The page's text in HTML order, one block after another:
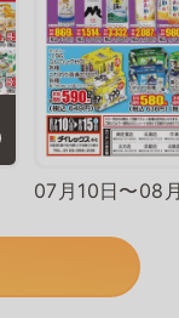
07月10日〜08